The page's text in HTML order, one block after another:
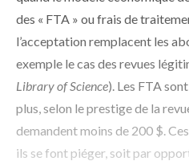
des « FTA » ou frais de
l’acceptation remplacent les
exemple le cas des revues
Library of Science). Les FTA
plus, selon le prestige de la
demandent moins de 200 $.
ils se font piéger, soit par